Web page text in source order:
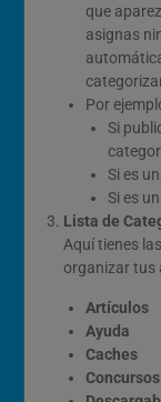
que
asignas
Por
Si
Si es
Si es un
Lista de
Aquí tienes
organizar tus
Artículos
Ayuda
Caches
Concursos